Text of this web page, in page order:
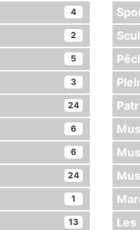
4
2
5
3
24
6
6
24
1
13 Les